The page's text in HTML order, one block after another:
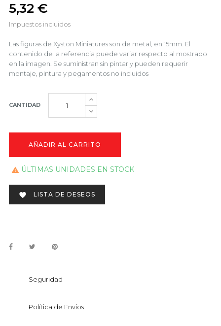
5,32 €
Impuestos incluidos
Las figuras de Xyston Miniatures son de metal, en 15mm. El
contenido de la referencia puede variar respecto al mostrado
en la imagen. Se suministran sin pintar y pueden requerir
montaje, pintura y pegamentos no incluidos
CANTIDAD
AÑADIR AL CARRITO
 ÚLTIMAS UNIDADES EN STOCK
 LISTA DE DESEOS
Seguridad
Política de Envíos